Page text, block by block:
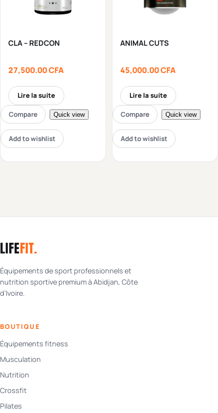
CLA – REDCON
27,500.00CFA
Lire la suite
Compare Quick view
Add to wishlist
ANIMAL CUTS
45,000.00CFA
Lire la suite
Compare Quick view
Add to wishlist
LIFEFIT.
Équipements de sport professionnels et
nutrition sportive premium à Abidjan, Côte
d'Ivoire.
BOUTIQUE
Équipements fitness
Musculation
Nutrition
Crossfit
Pilates